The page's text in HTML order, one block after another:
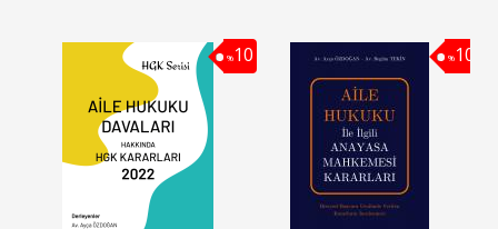
%10 %10